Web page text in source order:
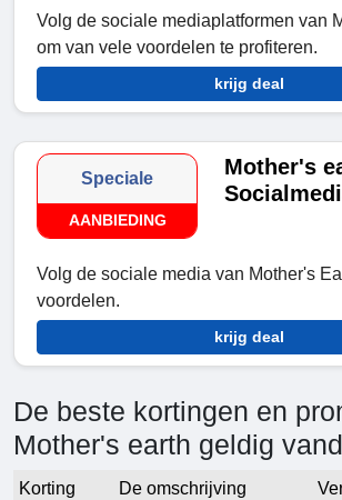
Volg de sociale mediaplatformen van
om van vele voordelen te profiteren.
krijg deal
Speciale
AANBIEDING
Mother's
Volg de sociale media van Mother's
voordelen.
krijg deal
De beste kortingen en
Mother's earth geldig
Korting De omschrijving